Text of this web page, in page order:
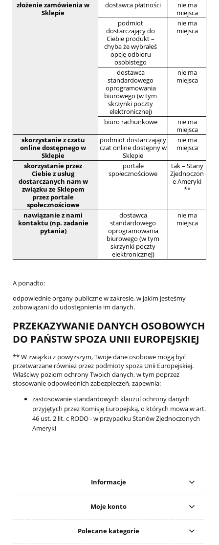
złożenie zamówienia w
Sklepie
dostawca płatności
nie ma
miejsca
podmiot
dostarczający do
Ciebie produkt –
chyba że wybrałeś
opcję odbioru
osobistego
nie ma
miejsca
dostawca
standardowego
oprogramowania
biurowego (w tym
skrzynki poczty
elektronicznej)
nie ma
miejsca
biuro rachunkowe
nie ma
miejsca
skorzystanie z czatu
online dostępnego w
Sklepie
podmiot dostarczający
czat online dostępny w
Sklepie
nie ma
miejsca
skorzystanie przez
Ciebie z usług
dostarczanych nam w
związku ze Sklepem
przez portale
społecznościowe
portale
społecznościowe
tak – Stany
Zjednoczon
e Ameryki
**
nawiązanie z nami
kontaktu (np. zadanie
pytania)
dostawca
standardowego
oprogramowania
biurowego (w tym
skrzynki poczty
elektronicznej)
nie ma
miejsca
A ponadto:
odpowiednie organy publiczne w zakresie, w jakim jesteśmy
zobowiązani do udostępnienia im danych.
PRZEKAZYWANIE DANYCH OSOBOWYCH
DO PAŃSTW SPOZA UNII EUROPEJSKIEJ
** W związku z powyższym, Twoje dane osobowe mogą być
przetwarzane również przez podmioty spoza Unii Europejskiej.
Właściwy poziom ochrony Twoich danych, w tym poprzez
stosowanie odpowiednich zabezpieczeń, zapewnia:
zastosowanie standardowych klauzul ochrony danych
przyjętych przez Komisję Europejską, o których mowa w art.
46 ust. 2 lit. c RODO - w przypadku Stanów Zjednoczonych
Ameryki
Informacje
Moje konto
Polecane kategorie